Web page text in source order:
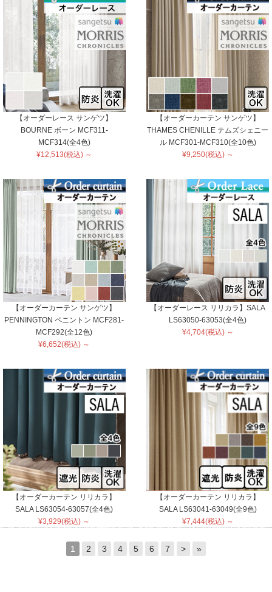
【オーダーレース サンゲツ】
BOURNE ボーン MCF311-
MCF314(全4色)
¥12,513(税込) ～
【オーダーカーテン サンゲツ】
THAMES CHENILLE テムズシェニー
ル MCF301-MCF310(全10色)
¥9,250(税込) ～
【オーダーカーテン サンゲツ】
PENNINGTON ペニントン MCF281-
MCF292(全12色)
¥6,652(税込) ～
【オーダーレース リリカラ】SALA
LS63050-63053(全4色)
¥4,704(税込) ～
【オーダーカーテン リリカラ】
SALA LS63054-63057(全4色)
¥3,929(税込) ～
【オーダーカーテン リリカラ】
SALA LS63041-63049(全9色)
¥7,444(税込) ～
1 2 3 4 5 6 7 > »